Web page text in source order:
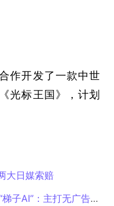
作开发了一款中世
光标王国》，计划
大日媒索赔
：主打无广告智能搜索